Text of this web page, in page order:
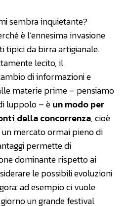
sembra inquietante?
è l’ennesima invasione
tipici da birra artigianale.
lecito, il
di informazioni e
materie prime – pensiamo
luppolo – èun modo per
della concorrenza, cioè
mercato ormai pieno di
permette di
dominante rispetto ai
le possibili evoluzioni
ad esempio ci vuole
un grande festival